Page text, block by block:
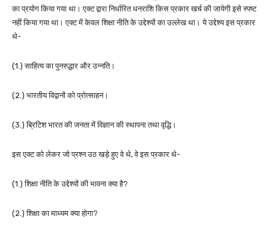
का प्रयोग किया गया था। एक्ट द्वारा निर्धारित धनराशि किस प्रकार खर्च की जायेगी इसे स्पष्ट
नहीं किया गया था। एक्ट में केवल शिक्षा नीति के उद्देश्यों का उल्लेख था। ये उद्देश्य इस प्रकार
थे-
(1.) साहित्य का पुनरुद्धार और उन्नति।
(2.) भारतीय विद्वानों को प्रोत्साहन।
(3.) ब्रिटिश भारत की जनता में विज्ञान की स्थापना तथा वृद्धि।
इस एक्ट को लेकर जो प्रश्न उठ खड़े हुए वे थे, वे इस प्रकार थे-
(1.) शिक्षा नीति के उद्देश्यों की भावना क्या है?
(2.) शिक्षा का माध्यम क्या होगा?